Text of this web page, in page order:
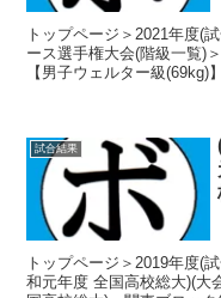
トップページ＞2021年度(
ース選手権大会(階級一覧)
【男子ウェルター級
試合結果
トップページ＞2019年度(
和元年度 全国高校総大)(大